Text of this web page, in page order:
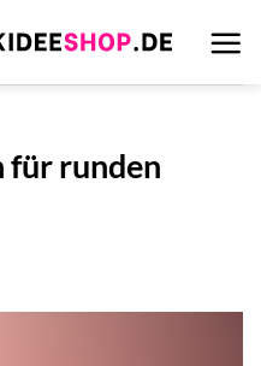
für runden